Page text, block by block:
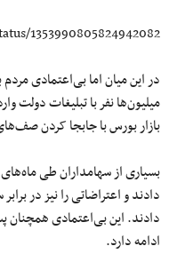
1353990805824942082
در این میان اما بی‌اعتمادی
میلیون‌ها نفر با تبلیغات دولت
بازار بورس با جابجا کردن
بسیاری از سهامداران طی
دادند و اعتراضاتی را نیز در
دادند. این بی‌اعتمادی همچنان
ادامه دارد.